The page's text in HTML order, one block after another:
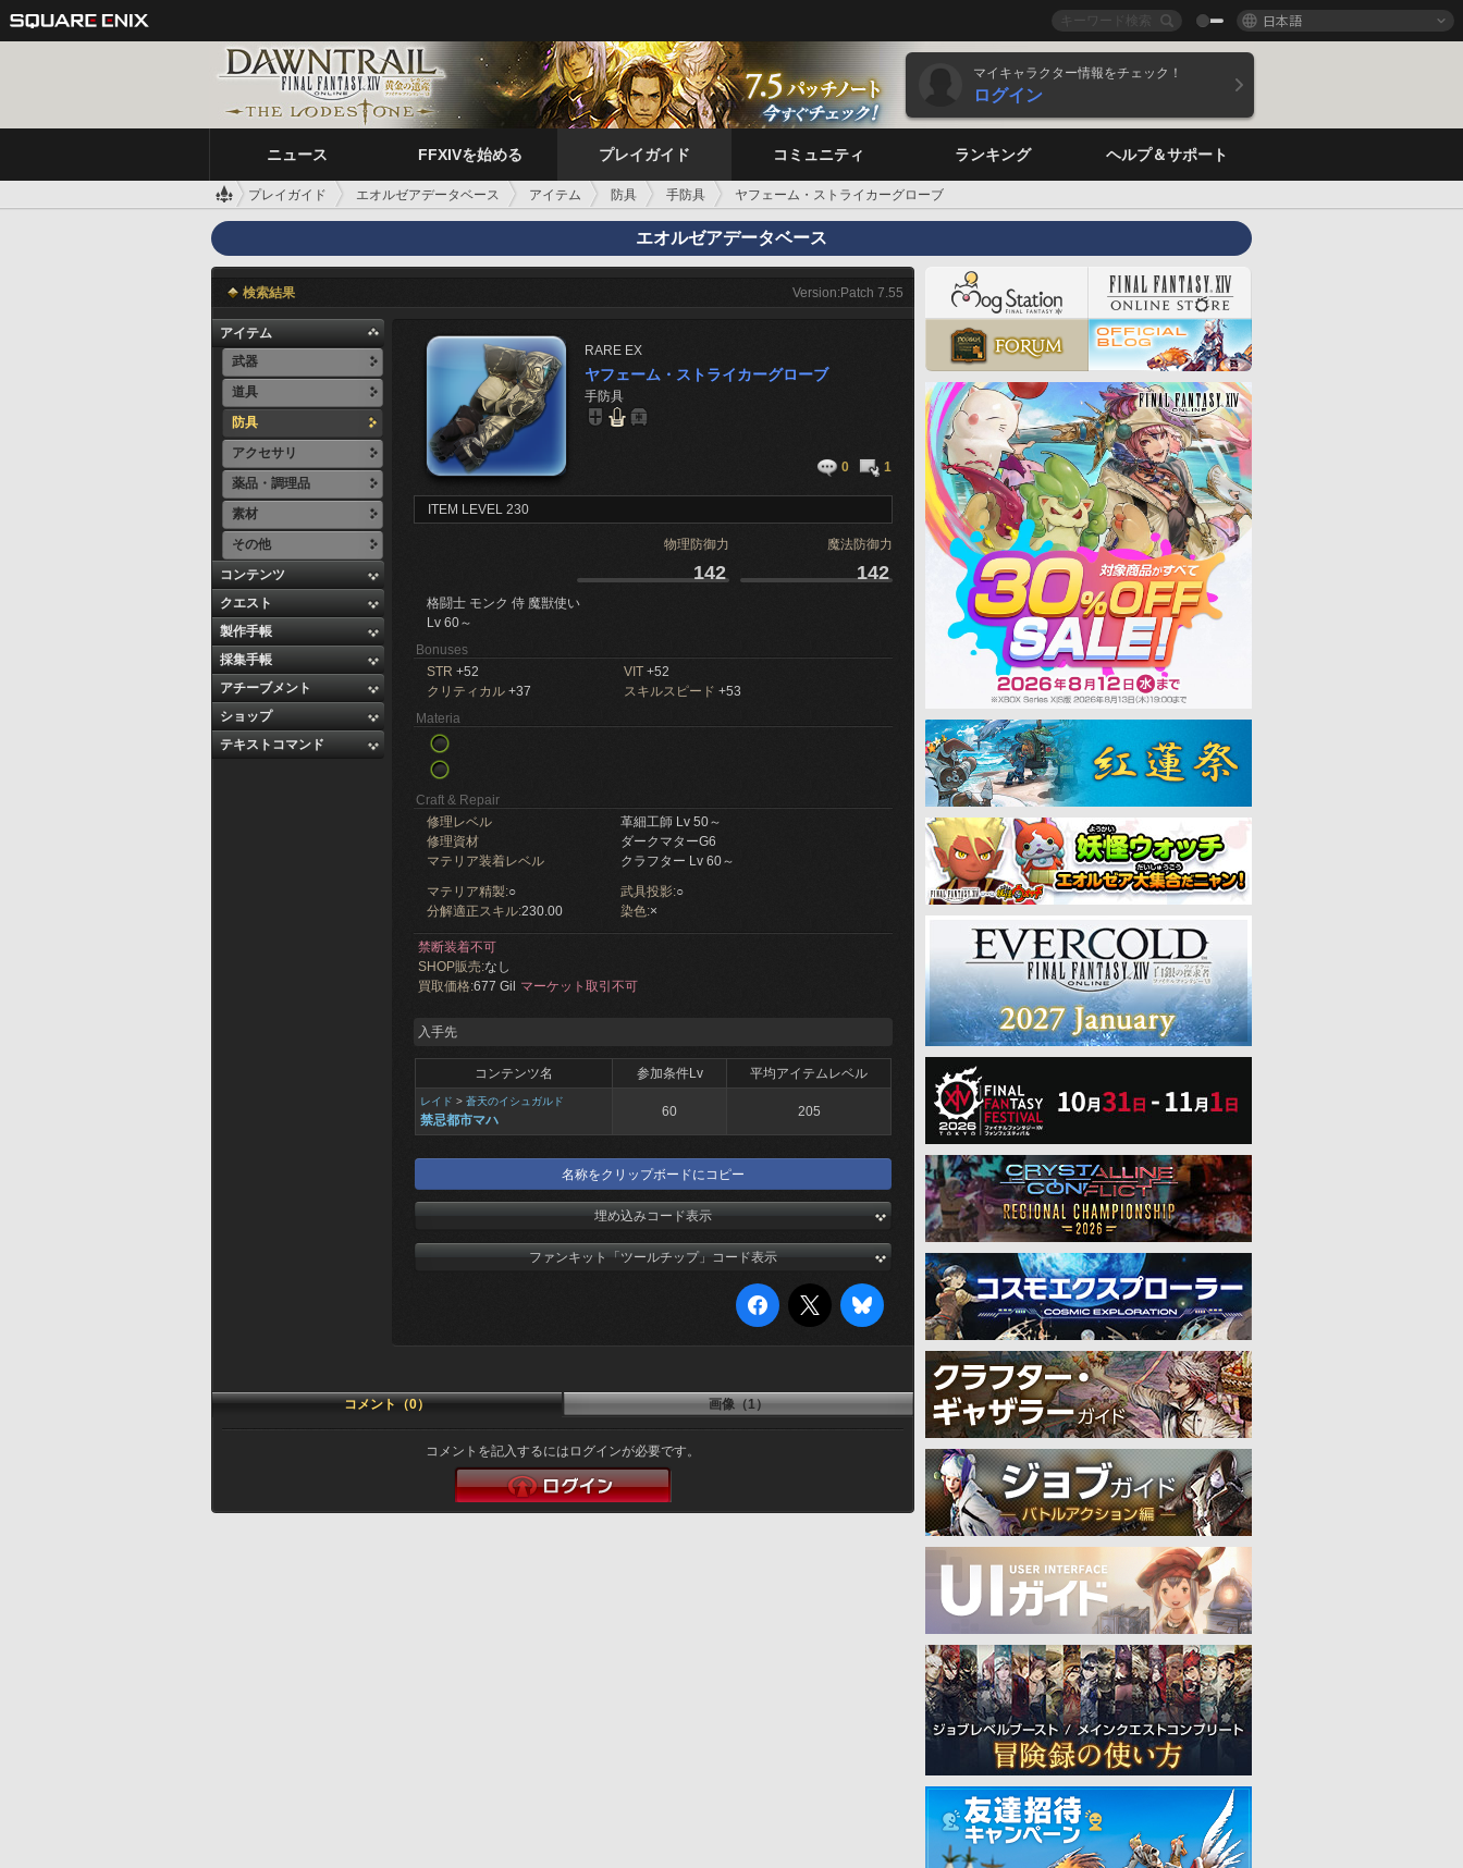
日本語
マイキャラクター情報をチェック！
ログイン
ニュース FFXIVを始める プレイガイド コミュニティ ランキング ヘルプ＆サポート
プレイガイド エオルゼアデータベース アイテム 防具 手防具 ヤフェーム・ストライカーグローブ
エオルゼアデータベース
検索結果 Version:Patch 7.55
アイテム
武器
道具
防具
アクセサリ
薬品・調理品
素材
その他
コンテンツ
クエスト
製作手帳
採集手帳
アチーブメント
ショップ
テキストコマンド
RARE EX
ヤフェーム・ストライカーグローブ
手防具
0 1
ITEM LEVEL 230
物理防御力 魔法防御力
142 142
格闘士 モンク 侍 魔獣使い
Lv 60～
Bonuses
STR +52 VIT +52
クリティカル +37 スキルスピード +53
Materia
Craft & Repair
修理レベル
革細工師 Lv 50～
修理資材
ダークマターG6
マテリア装着レベル
クラフター Lv 60～
マテリア精製:○ 武具投影:○
分解適正スキル:230.00 染色:×
禁断装着不可
SHOP販売:なし
買取価格:677 Gil マーケット取引不可
入手先
コンテンツ名 参加条件Lv 平均アイテムレベル
レイド > 蒼天のイシュガルド
禁忌都市マハ
60 205
名称をクリップボードにコピー
埋め込みコード表示
ファンキット「ツールチップ」コード表示
コメント（0） 画像（1）
コメントを記入するにはログインが必要です。